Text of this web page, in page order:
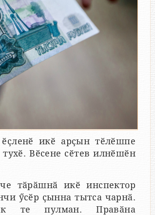
икӗ арҫын тӗлӗшпе
тухӗ. Вӗсене сӗтев илнӗшӗн
тӑрӑшнӑ икӗ инспектор
ӳсӗр ҫынна тытса чарнӑ.
те пулман. Правӑна